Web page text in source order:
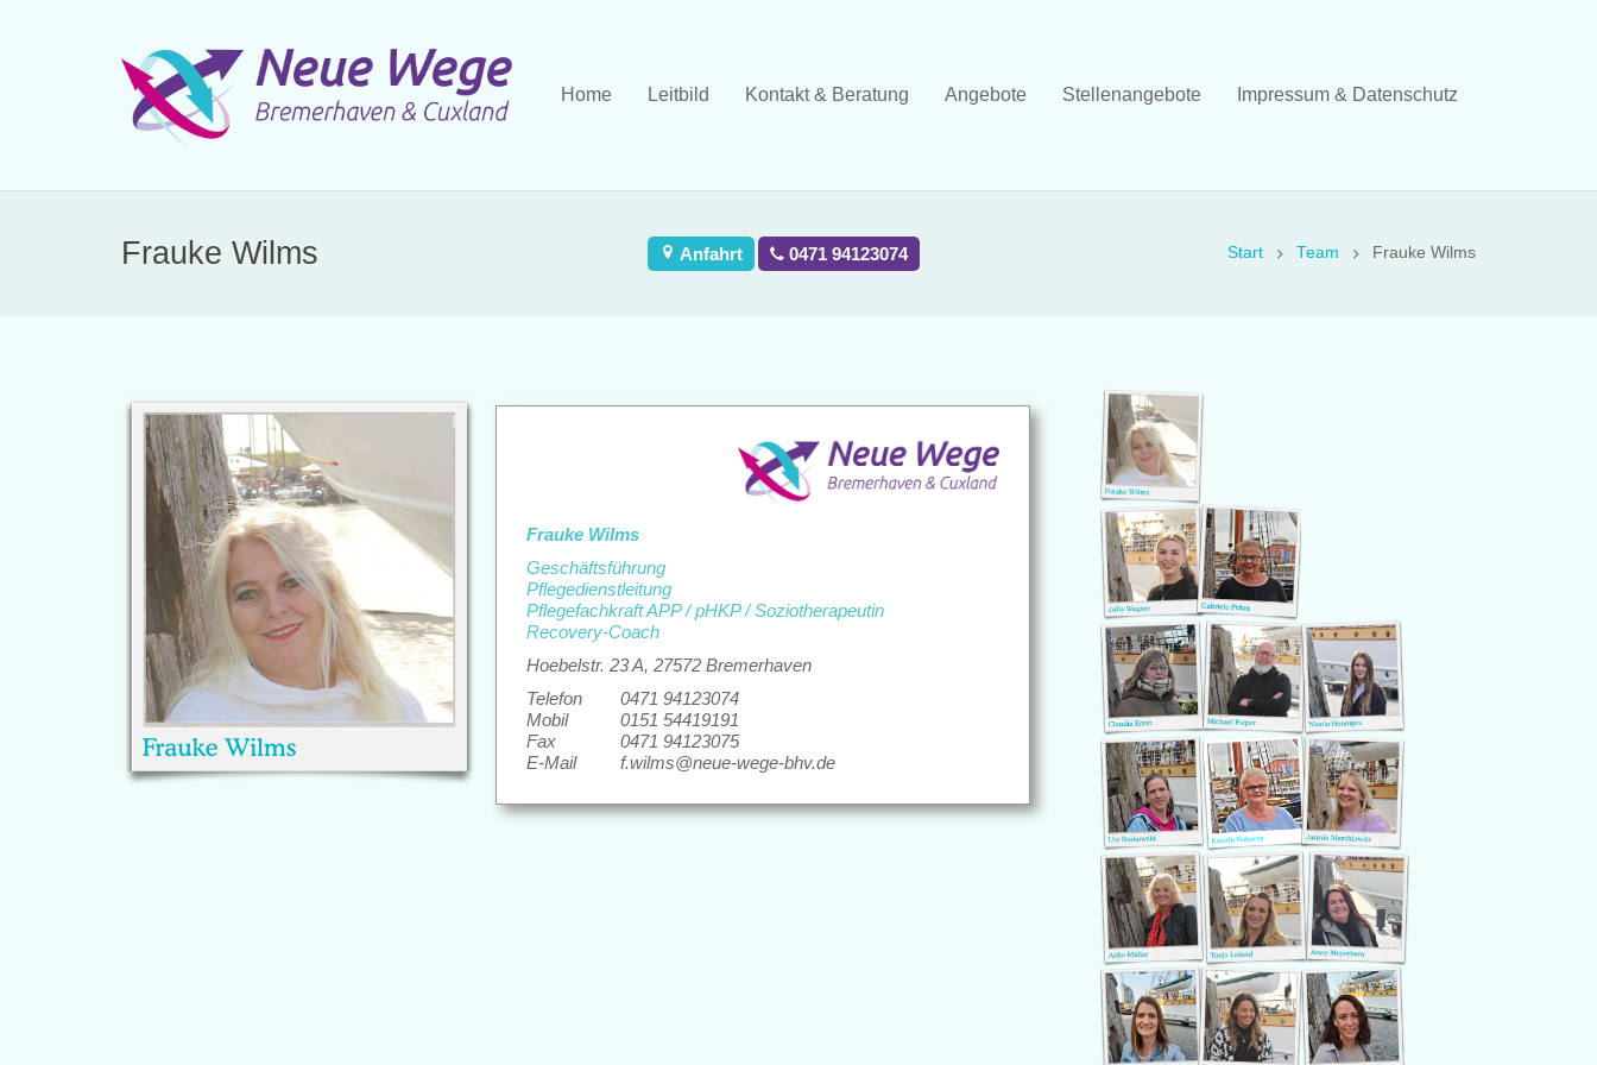
Home Leitbild Kontakt & Beratung Angebote Stellenangebote Impressum & Datenschutz
Frauke Wilms Anfahrt 0471 94123074 Start Team Frauke Wilms
Frauke Wilms
Geschäftsführung
Pflegedienstleitung
Pflegefachkraft APP / pHKP / Soziotherapeutin
Recovery-Coach
Hoebelstr. 23 A, 27572 Bremerhaven
Telefon
0471 94123074
Mobil
0151 54419191
Fax
0471 94123075
E-Mail
f.wilms@neue-wege-bhv.de